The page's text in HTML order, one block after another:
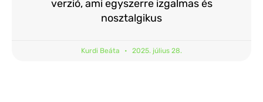
verzió, ami egyszerre izgalmas és
nosztalgikus
Kurdi Beáta 2025. július 28.